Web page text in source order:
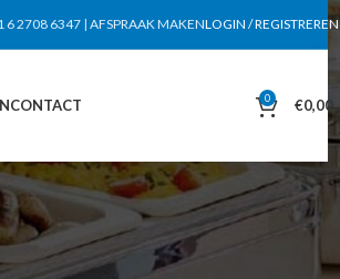
6 2708 6347| AFSPRAAK MAKENLOGIN / REGISTREREN
CONTACT 0 €0,00